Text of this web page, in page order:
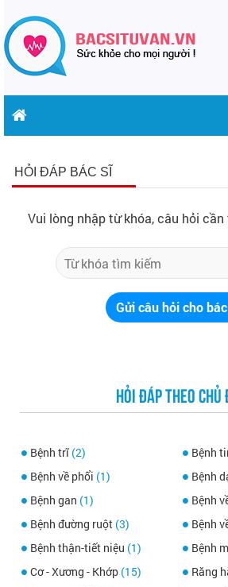
HỎI ĐÁP BÁC SĨ
Vui lòng nhập từ khóa, câu hỏi
Gửi câu hỏi cho
HỎI ĐÁP THEO CHỦ
Bệnh trĩ (2) Bệnh
Bệnh về phổi (1) Bệnh
Bệnh gan (1) Bệnh
Bệnh đường ruột (3) Bệnh
Bệnh thận-tiết niệu (1) Bệnh
Cơ - Xương - Khớp (15) Răng